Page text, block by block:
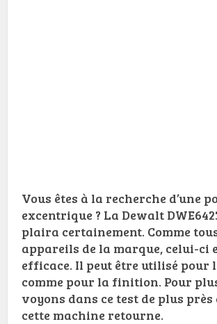
Vous êtes à la recherche d’une
excentrique ? La Dewalt
plaira certainement. Comme
appareils de la marque, celui-ci
efficace. Il peut être utilisé pour
comme pour la finition. Pour
voyons dans ce test de plus près
cette machine retourne.